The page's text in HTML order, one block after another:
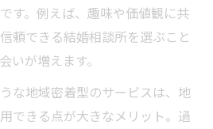
す。例えば、趣味や価値観に共
頼できる結婚相談所を選ぶこと
いが増えます。
な地域密着型のサービスは、地
できる点が大きなメリット。過